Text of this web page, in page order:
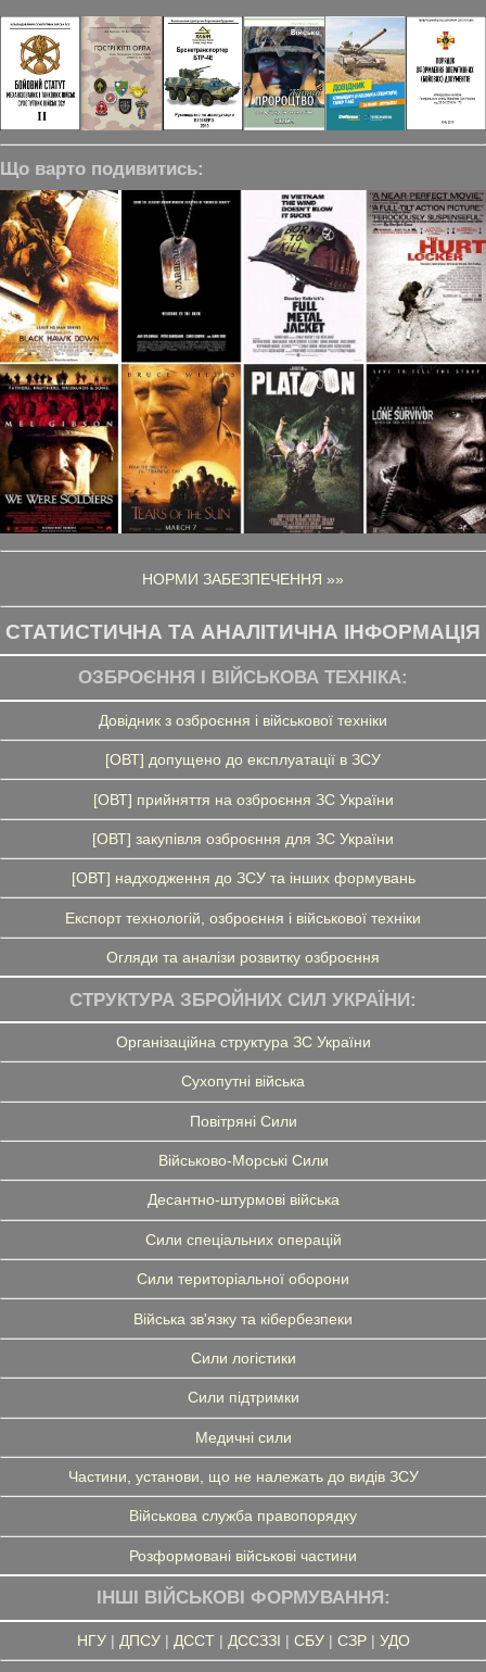
Що варто подивитись:
НОРМИ ЗАБЕЗПЕЧЕННЯ »»
СТАТИСТИЧНА ТА АНАЛІТИЧНА ІНФОРМАЦІЯ
ОЗБРОЄННЯ І ВІЙСЬКОВА ТЕХНІКА:
Довідник з озброєння і військової техніки
[ОВТ] допущено до експлуатації в ЗСУ
[ОВТ] прийняття на озброєння ЗС України
[ОВТ] закупівля озброєння для ЗС України
[ОВТ] надходження до ЗСУ та інших формувань
Експорт технологій, озброєння і військової техніки
Огляди та аналізи розвитку озброєння
СТРУКТУРА ЗБРОЙНИХ СИЛ УКРАЇНИ:
Організаційна структура ЗС України
Сухопутні війська
Повітряні Сили
Військово-Морські Сили
Десантно-штурмові війська
Сили спеціальних операцій
Сили територіальної оборони
Війська зв'язку та кібербезпеки
Сили логістики
Сили підтримки
Медичні сили
Частини, установи, що не належать до видів ЗСУ
Військова служба правопорядку
Розформовані військові частини
ІНШІ ВІЙСЬКОВІ ФОРМУВАННЯ:
НГУ| ДПСУ| ДССТ| ДССЗЗІ | СБУ| СЗР| УДО